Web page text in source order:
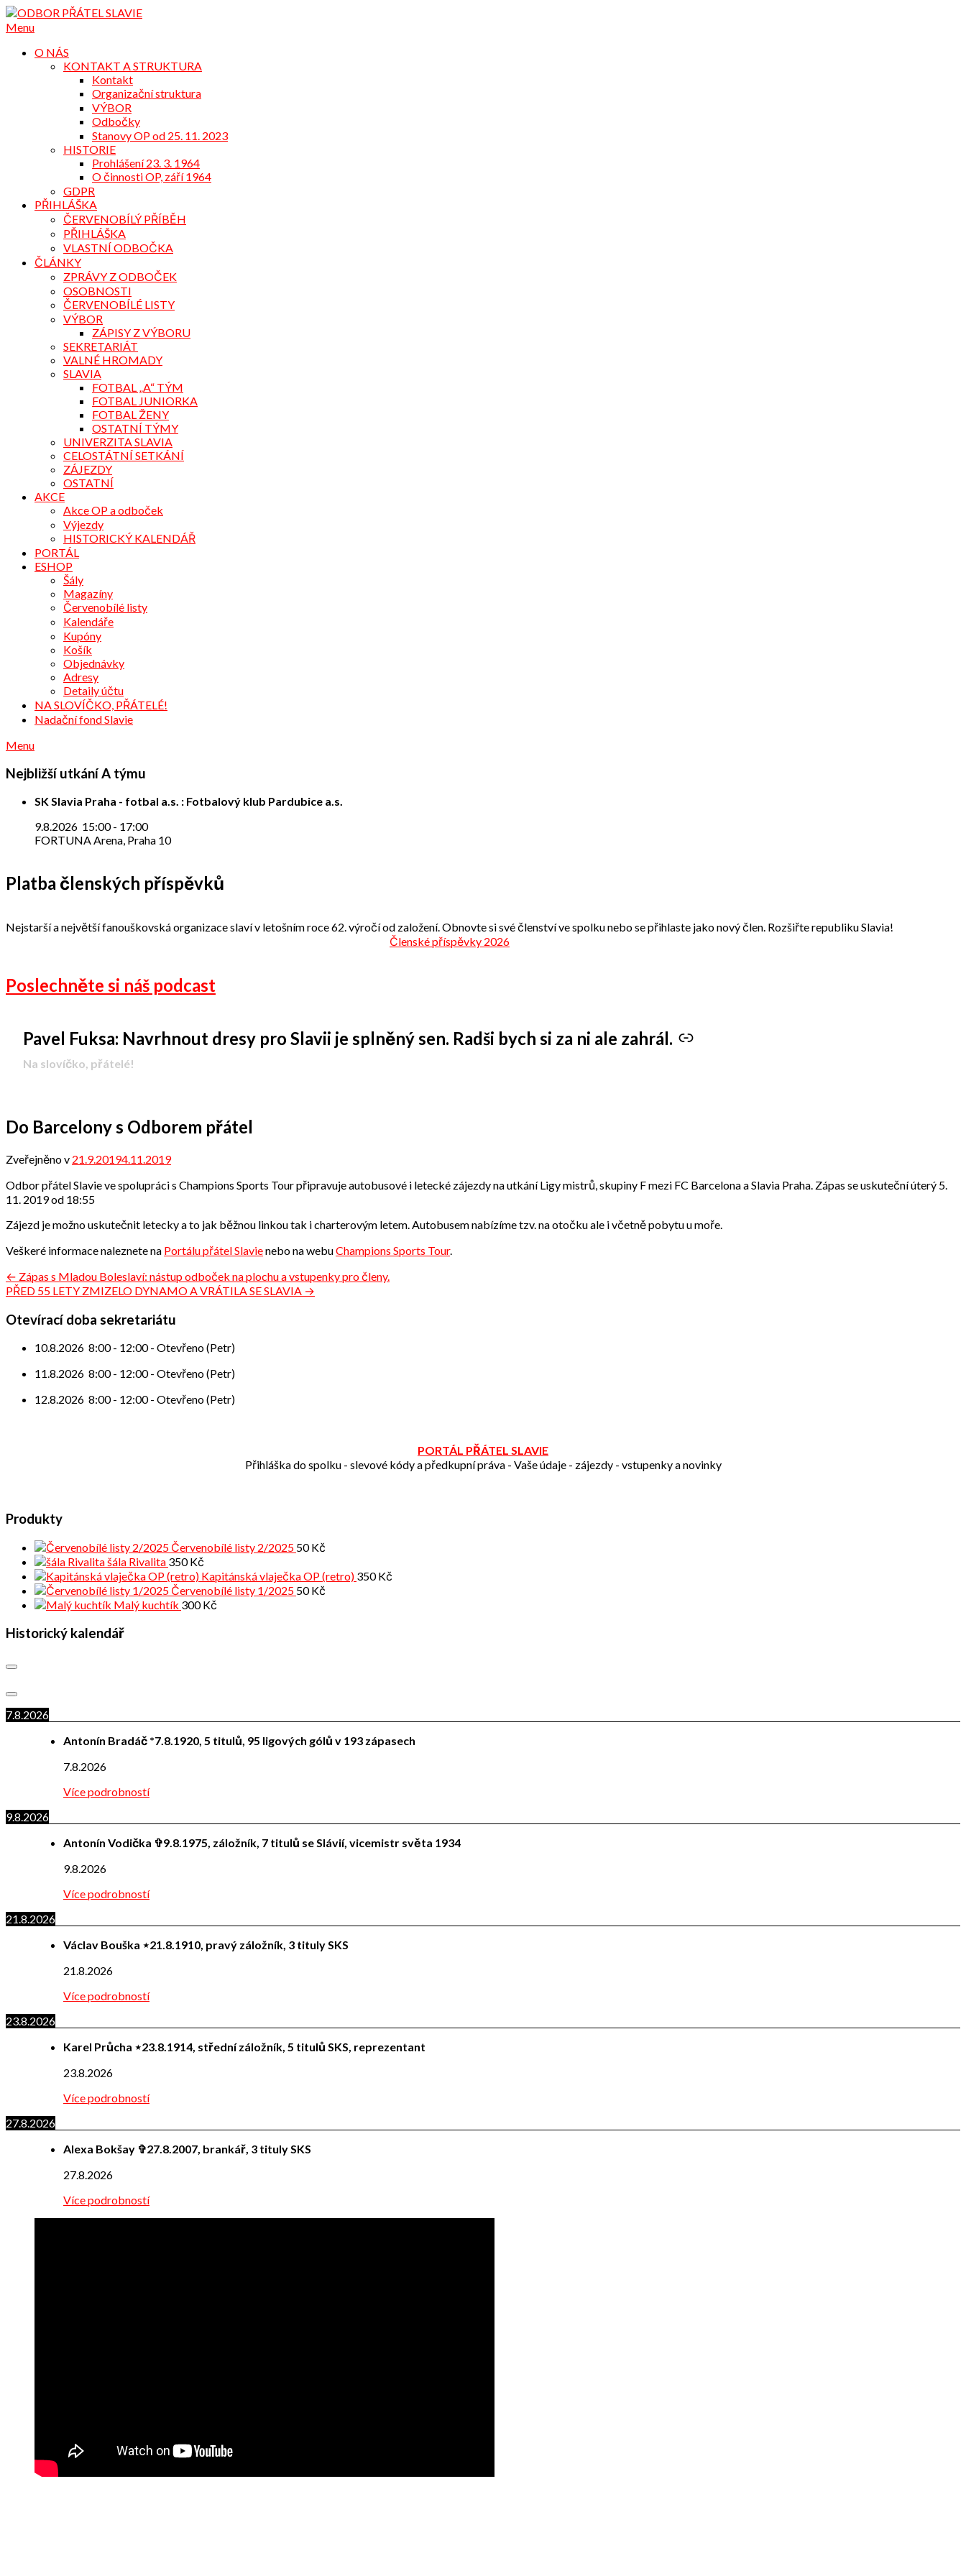
Přejdi
na
Menu
O NÁS
KONTAKT A STRUKTURA
Kontakt
Organizační struktura
VÝBOR
Odbočky
Stanovy OP od 25. 11. 2023
HISTORIE
Prohlášení 23. 3. 1964
O činnosti OP, září 1964
GDPR
PŘIHLÁŠKA
ČERVENOBÍLÝ PŘÍBĚH
PŘIHLÁŠKA
VLASTNÍ ODBOČKA
ČLÁNKY
ZPRÁVY Z ODBOČEK
OSOBNOSTI
ČERVENOBÍLÉ LISTY
VÝBOR
ZÁPISY Z VÝBORU
SEKRETARIÁT
VALNÉ HROMADY
SLAVIA
FOTBAL „A“ TÝM
FOTBAL JUNIORKA
FOTBAL ŽENY
OSTATNÍ TÝMY
UNIVERZITA SLAVIA
CELOSTÁTNÍ SETKÁNÍ
ZÁJEZDY
OSTATNÍ
AKCE
Akce OP a odboček
Výjezdy
HISTORICKÝ KALENDÁŘ
PORTÁL
ESHOP
Šály
Magazíny
Červenobílé listy
Kalendáře
Kupóny
Košík
Objednávky
Adresy
Detaily účtu
NA SLOVÍČKO, PŘÁTELÉ!
Nadační fond Slavie
Menu
Nejbližší utkání A týmu
SK Slavia Praha - fotbal a.s. : Fotbalový klub Pardubice a.s.
9.8.2026 15:00- 17:00
FORTUNA Arena, Praha 10
Platba členských příspěvků
Nejstarší a největší fanouškovská organizace slaví v letošním roce 62. výročí od založení. Obnovte si své členství ve spolku nebo se přihlaste jako nový člen. Rozšiřte republiku Slavia!
Členské příspěvky 2026
Poslechněte si náš podcast
Pavel Fuksa: Navrhnout dresy pro Slavii je splněný sen. Radši bych si za ni ale zahrál.
-
Na slovíčko, přátelé!
Do Barcelony s Odborem přátel
Zveřejněno v 21.9.20194.11.2019od
přátel
Odbor přátel Slavie ve spolupráci s Champions Sports Tour připravuje autobusové i letecké zájezdy na utkání Ligy mistrů, skupiny F mezi FC Barcelona a Slavia Praha. Zápas se uskuteční úterý 5.
11. 2019 od 18:55
Zájezd je možno uskutečnit letecky a to jak běžnou linkou tak i charterovým letem. Autobusem nabízíme tzv. na otočku ale i včetně pobytu u moře.
Veškeré informace naleznete na Portálu přátel Slavienebo na webuChampions Sports Tour.
Navigace
pro
příspěvek
← Zápas s Mladou Boleslaví: nástup odboček na plochu a vstupenky pro členy.
PŘED 55 LETY ZMIZELO DYNAMO A VRÁTILA SE SLAVIA →
Otevírací doba sekretariátu
10.8.2026 8:00- 12:00- Otevřeno (Petr)
11.8.2026 8:00- 12:00- Otevřeno (Petr)
12.8.2026 8:00- 12:00- Otevřeno (Petr)
PORTÁL PŘÁTEL SLAVIE
Přihláška do spolku - slevové kódy a předkupní práva - Vaše údaje - zájezdy - vstupenky a novinky
Produkty
Červenobílé listy 2/2025 50Kč
šála Rivalita 350Kč
Kapitánská vlaječka OP (retro) 350Kč
Červenobílé listy 1/2025 50Kč
Malý kuchtík 300Kč
Historický kalendář
7.8.2026
Antonín Bradáč *7.8.1920, 5 titulů, 95 ligových gólů v 193 zápasech
7.8.2026
Více podrobností
9.8.2026
Antonín Vodička ✞9.8.1975, záložník, 7 titulů se Slávií, vicemistr světa 1934
9.8.2026
Více podrobností
21.8.2026
Václav Bouška ⋆21.8.1910, pravý záložník, 3 tituly SKS
21.8.2026
Více podrobností
23.8.2026
Karel Průcha ⋆23.8.1914, střední záložník, 5 titulů SKS, reprezentant
23.8.2026
Více podrobností
27.8.2026
Alexa Bokšay ✞27.8.2007, brankář, 3 tituly SKS
27.8.2026
Více podrobností